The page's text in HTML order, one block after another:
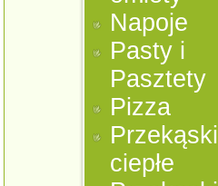
Napoje
Pasty i
Pasztety
Pizza
Przekąski
ciepłe